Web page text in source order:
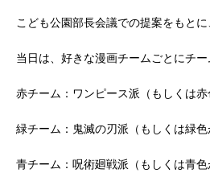
こども公園部長会議での提案をもとに
当日は、好きな漫画チームごとにチー
赤チーム：ワンピース派（もしくは赤
緑チーム：鬼滅の刃派（もしくは緑色
青チーム：呪術廻戦派（もしくは青色